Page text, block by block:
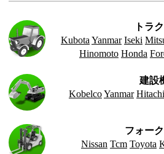
トラ
Kubota Yanmar Iseki
Hinomoto Honda
建設
KobelcoYanmar Hitachi
フォー
Nissan Tcm Toyota